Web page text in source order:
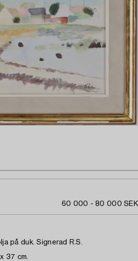
60 000 - 80 000 SEK
på duk. Signerad R.S.
37 cm.